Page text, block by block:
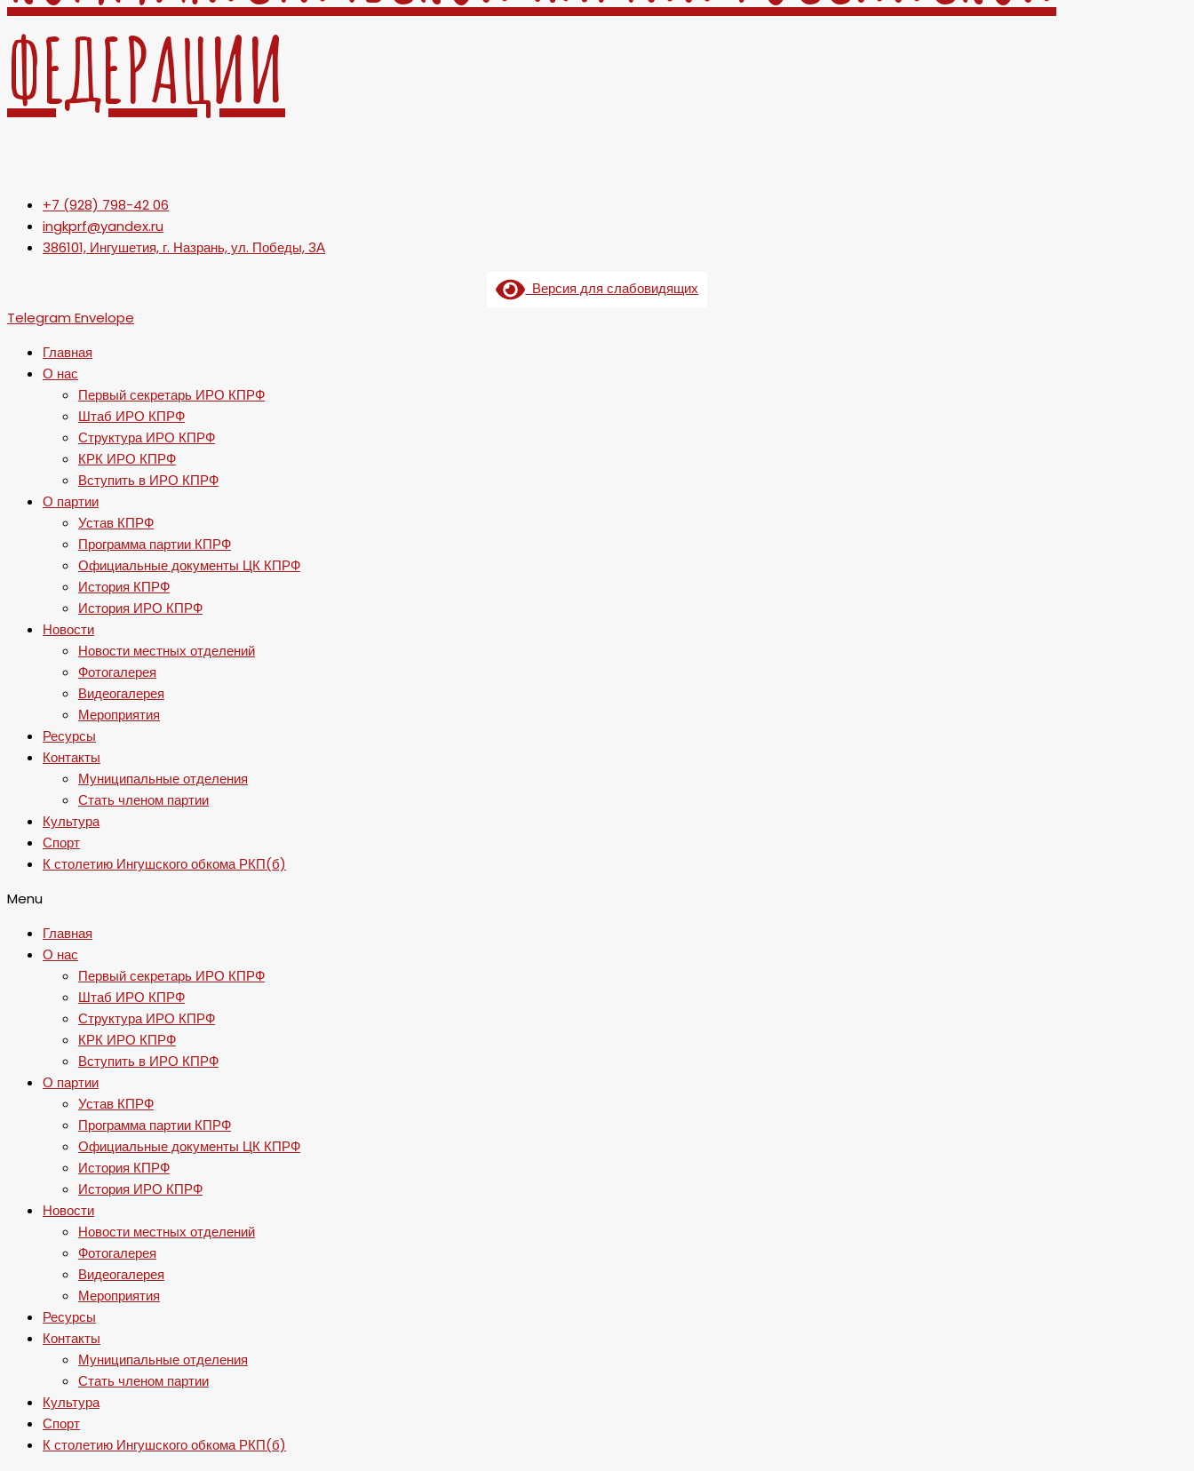
ФЕДЕРАЦИИ
+7 (928) 798-42 06
ingkprf@yandex.ru
386101, Ингушетия, г. Назрань, ул. Победы, 3А
Версия для слабовидящих
Telegram Envelope
Главная
О нас
Первый секретарь ИРО КПРФ
Штаб ИРО КПРФ
Структура ИРО КПРФ
КРК ИРО КПРФ
Вступить в ИРО КПРФ
О партии
Устав КПРФ
Программа партии КПРФ
Официальные документы ЦК КПРФ
История КПРФ
История ИРО КПРФ
Новости
Новости местных отделений
Фотогалерея
Видеогалерея
Мероприятия
Ресурсы
Контакты
Муниципальные отделения
Стать членом партии
Культура
Спорт
К столетию Ингушского обкома РКП(б)
Menu
Главная
О нас
Первый секретарь ИРО КПРФ
Штаб ИРО КПРФ
Структура ИРО КПРФ
КРК ИРО КПРФ
Вступить в ИРО КПРФ
О партии
Устав КПРФ
Программа партии КПРФ
Официальные документы ЦК КПРФ
История КПРФ
История ИРО КПРФ
Новости
Новости местных отделений
Фотогалерея
Видеогалерея
Мероприятия
Ресурсы
Контакты
Муниципальные отделения
Стать членом партии
Культура
Спорт
К столетию Ингушского обкома РКП(б)